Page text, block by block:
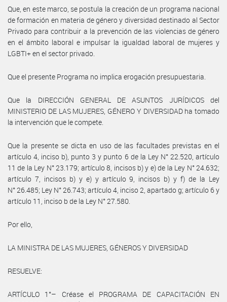
Que, en este marco, se postula la creación de un programa nacional
de formación en materia de género y diversidad destinado al Sector
Privado para contribuir a la prevención de las violencias de género
en el ámbito laboral e impulsar la igualdad laboral de mujeres y
LGBTI+ en el sector privado.
Que el presente Programa no implica erogación presupuestaria.
Que la DIRECCIÓN GENERAL DE ASUNTOS JURÍDICOS del
MINISTERIO DE LAS MUJERES, GÉNERO Y DIVERSIDAD ha tomado
la intervención que le compete.
Que la presente se dicta en uso de las facultades previstas en el
artículo 4, inciso b), punto 3 y punto 6 de la Ley N° 22.520, artículo
11 de la Ley N° 23.179; artículo 8, incisos b) y e) de la Ley N° 24.632;
artículo 7, incisos b) y e) y artículo 9, incisos b) y f) de la Ley
N° 26.485; Ley N° 26.743; artículo 4, inciso 2, apartado g; artículo 6 y
artículo 11, inciso b de la Ley N° 27.580.
Por ello,
LA MINISTRA DE LAS MUJERES, GÉNEROS Y DIVERSIDAD
RESUELVE:
ARTÍCULO 1°– Créase el PROGRAMA DE CAPACITACIÓN EN